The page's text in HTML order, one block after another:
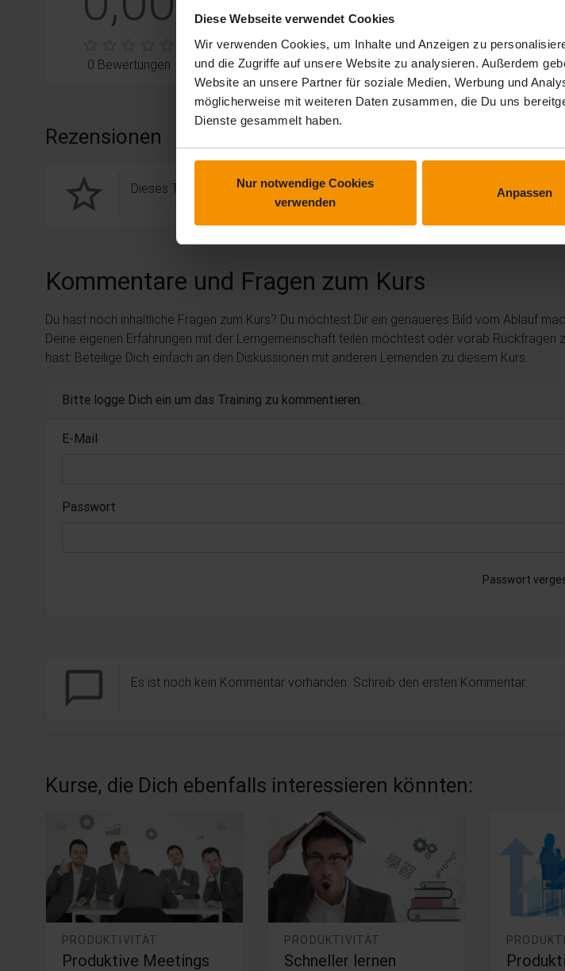
Diese Webseite verwendet Cookies
Wir verwenden Cookies, um Inhalte und Anzeigen zu
und die Zugriffe auf unsere Website zu analysieren. Außerdem
Website an unsere Partner für soziale Medien, Werbung und
möglicherweise mit weiteren Daten zusammen, die Du uns
Dienste gesammelt haben.
Nur notwendige Cookies
verwenden
Anpassen
0 Bewertungen
stars:
1stars: 0
Bewertungen
Rezensionen
star_border Dieses Training hat noch keine Rezension erhalten.
Kommentare und Fragen zum Kurs
Du hast noch inhaltliche Fragen zum Kurs? Du möchtest Dir ein genaueres Bild vom Ablauf
Deine eigenen Erfahrungen mit der Lerngemeinschaft teilen möchtest oder vorab Rückfragen
hast: Beteilige Dich einfach an den Diskussionen mit anderen Lernenden zu diesem Kurs.
Bitte logge Dich ein um das Training zu kommentieren.
E-Mail
Passwort
Passwort
chat_bubble_outline Es ist noch kein Kommentar vorhanden. Schreib den ersten Kommentar.
Kurse, die Dich ebenfalls interessieren könnten:
PRODUKTIVITÄT
Produktive Meetings
PRODUKTIVITÄT
Schneller lernen